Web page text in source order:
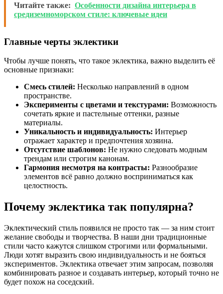
Читайте также: Особенности дизайна интерьера в
средиземноморском стиле: ключевые идеи
Главные черты эклектики
Чтобы лучше понять, что такое эклектика, важно выделить её
основные признаки:
Смесь стилей: Несколько направлений в одном
пространстве.
Эксперименты с цветами и текстурами: Возможность
сочетать яркие и пастельные оттенки, разные
материалы.
Уникальность и индивидуальность: Интерьер
отражает характер и предпочтения хозяина.
Отсутствие шаблонов: Не нужно следовать модным
трендам или строгим канонам.
Гармония несмотря на контрасты: Разнообразие
элементов всё равно должно восприниматься как
целостность.
Почему эклектика так популярна?
Эклектический стиль появился не просто так — за ним стоит
желание свободы и творчества. В наши дни традиционные
стили часто кажутся слишком строгими или формальными.
Люди хотят выразить свою индивидуальность и не бояться
экспериментов. Эклектика отвечает этим запросам, позволяя
комбинировать разное и создавать интерьер, который точно не
будет похож на соседский.